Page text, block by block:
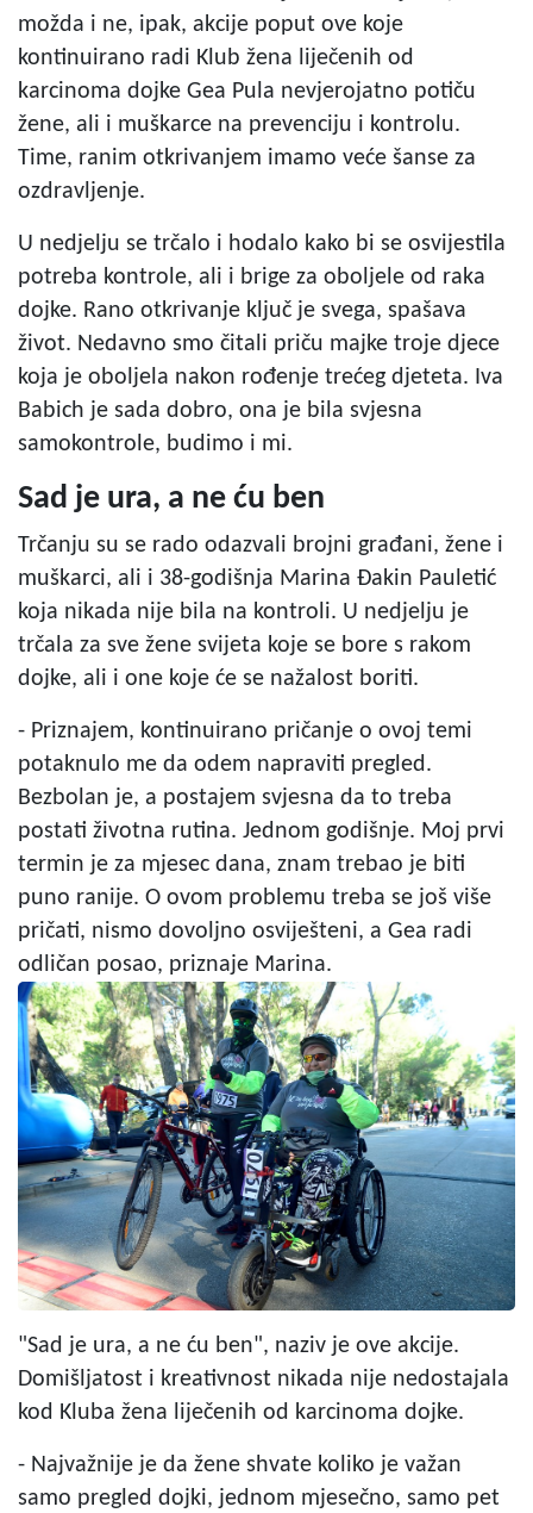
možda i ne, ipak, akcije poput ove koje
kontinuirano radi Klub žena liječenih od
karcinoma dojke Gea Pula nevjerojatno potiču
žene, ali i muškarce na prevenciju i kontrolu.
Time, ranim otkrivanjem imamo veće šanse za
ozdravljenje.
U nedjelju se trčalo i hodalo kako bi se osvijestila
potreba kontrole, ali i brige za oboljele od raka
dojke. Rano otkrivanje ključ je svega, spašava
život. Nedavno smo čitali priču majke troje djece
koja je oboljela nakon rođenje trećeg djeteta. Iva
Babich je sada dobro, ona je bila svjesna
samokontrole, budimo i mi.
Sad je ura, a ne ću ben
Trčanju su se rado odazvali brojni građani, žene i
muškarci, ali i 38-godišnja Marina Đakin Pauletić
koja nikada nije bila na kontroli. U nedjelju je
trčala za sve žene svijeta koje se bore s rakom
dojke, ali i one koje će se nažalost boriti.
- Priznajem, kontinuirano pričanje o ovoj temi
potaknulo me da odem napraviti pregled.
Bezbolan je, a postajem svjesna da to treba
postati životna rutina. Jednom godišnje. Moj prvi
termin je za mjesec dana, znam trebao je biti
puno ranije. O ovom problemu treba se još više
pričati, nismo dovoljno osviješteni, a Gea radi
odličan posao, priznaje Marina.
"Sad je ura, a ne ću ben", naziv je ove akcije.
Domišljatost i kreativnost nikada nije nedostajala
kod Kluba žena liječenih od karcinoma dojke.
- Najvažnije je da žene shvate koliko je važan
samo pregled dojki, jednom mjesečno, samo pet